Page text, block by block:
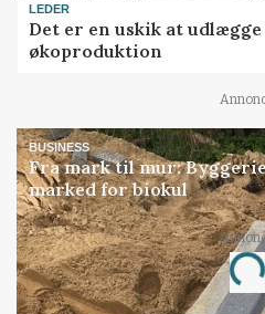
LEDER
Det er en uskik at
økoproduktion
BUSINESS
Fra mark til mur:
marked for biokul